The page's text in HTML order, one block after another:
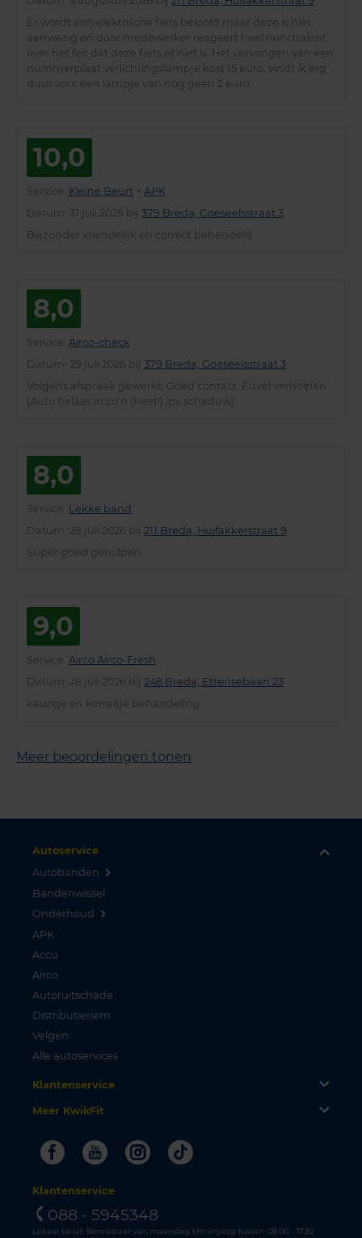
Er wordt een elektrische fiets beloofd maar deze is niet
aanwezig en door medewerker reageert heel nonchalant
over het feit dat deze fiets er niet is. Het vervangen van een
nummerplaat verlichtingslampje kost 15 euro, vindt ik erg
duur voor een lampje van nog geen 2 euro.
10,0
Service Kleine Beurt + APK
Datum : 31 juli 2026 bij 379 Breda, Goeseelsstraat 3
Biijzonder vriendelijk en correct behandeld
8,0
Service Airco-check
Datum
: 29 juli 2026 bij 379 Breda, Goeseelsstraat 3
Volgens afspraak gewerkt. Goed contact. Euvel verholpen.
(Auto helaas in zo'n (heet!) ipv schaduw)
8,0
Service Lekke band
Datum
: 28 juli 2026 bij 211 Breda, Huifakkerstraat 9
Super goed geholpen
9,0
Service Airco Airco-Fresh
Datum
: 28 juli 2026 bij 248 Breda, Ettensebaan 23
keurige en korreltje behandeling
Meer beoordelingen tonen
Autoservice
Autobanden
Bandenwissel
Onderhoud
APK
Accu
Airco
Autoruitschade
Distributieriem
Velgen
Alle autoservices
Klantenservice
Meer KwikFit
FacebookYoutubeInstagram
Tiktok
Klantenservice
088 - 5945348
Lokaal tarief. Bereikbaar van maandag t/m vrijdag tussen 08.00 - 17.30